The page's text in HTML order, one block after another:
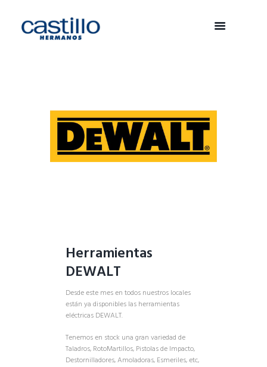
Herramientas
DEWALT
Desde este mes en todos nuestros locales
están ya disponibles las herramientas
eléctricas DEWALT.
Tenemos en stock una gran variedad de
Taladros, RotoMartillos, Pistolas de Impacto,
Destornilladores, Amoladoras, Esmeriles, etc,